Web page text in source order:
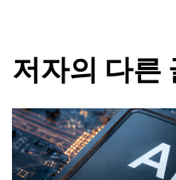
저자의 다른